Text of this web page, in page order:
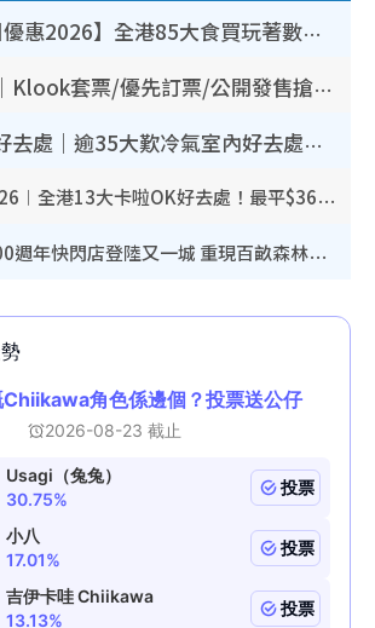
【8月生日優惠2026】全港85大食買玩著數攻略 自助餐/火鍋放題同行免費＋誠品/DONKI送現金券
人夫集團｜Klook套票/優先訂票/公開發售搶飛攻略！附票價.購票連結.場地座位表
香港室內好去處｜逾35大歎冷氣室內好去處推介 室內活動免費避雨無懼落雨
唱K推介2026︱全港13大卡啦OK好去處！最平$36起 日文K都有！(附地址+收費詳情)
小熊維尼100週年快閃店登陸又一城 重現百畝森林經典場景／獨家限定盲盒登場／專屬DIY香水